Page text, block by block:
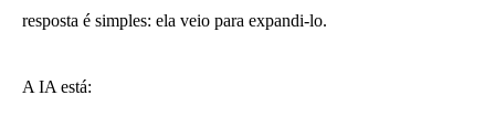
resposta é simples: ela veio para expandi-lo.
A IA está: